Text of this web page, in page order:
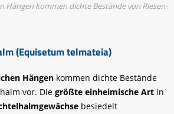
(Equisetum telmateia)
Hängen kommen dichte Bestände von Riesen-
Hängen kommen dichte Bestände
vor. Die größte einheimische Art in
besiedelt